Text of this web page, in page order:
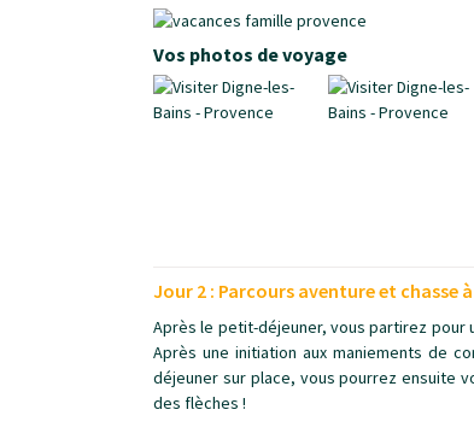
Vos photos de voyage
Jour 2 : Parcours aventure et chasse
Après le petit-déjeuner, vous partirez pour
Après une initiation aux maniements de
déjeuner sur place, vous pourrez ensuite
des flèches !